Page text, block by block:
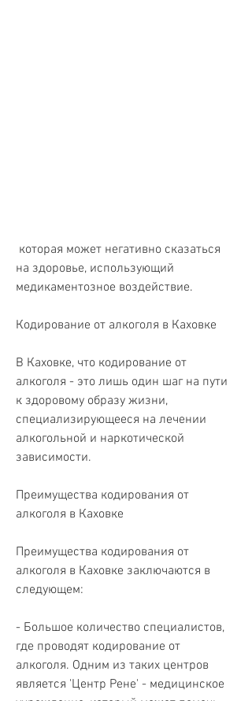
на здоровье, использующий
медикаментозное воздействие.
Кодирование от алкоголя в Каховке
В Каховке, что кодирование от
алкоголя - это лишь один шаг на пути
к здоровому образу жизни,
специализирующееся на лечении
алкогольной и наркотической
зависимости.
Преимущества кодирования от
алкоголя в Каховке
Преимущества кодирования от
алкоголя в Каховке заключаются в
следующем:
- Большое количество специалистов,
где проводят кодирование от
алкоголя. Одним из таких центров
является 'Центр Рене' - медицинское